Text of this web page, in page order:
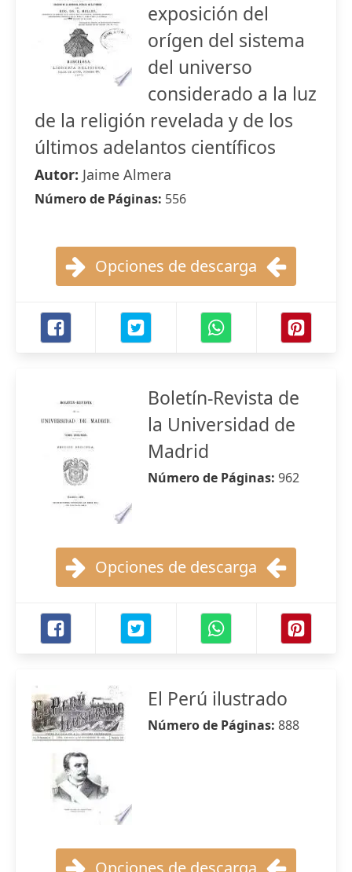
exposición del
orígen del sistema
del universo
considerado a la luz
de la religión revelada y de los
últimos adelantos científicos
Autor: Jaime Almera
Número de Páginas: 556
Opciones de descarga
Boletín-Revista de
la Universidad de
Madrid
Número de Páginas: 962
Opciones de descarga
El Perú ilustrado
Número de Páginas: 888
Opciones de descarga